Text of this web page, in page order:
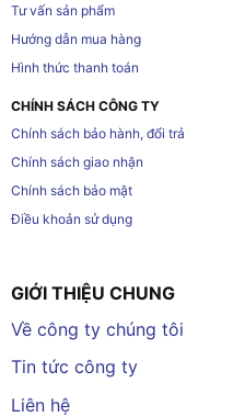
Tư vấn sản phẩm
Hướng dẫn mua hàng
Hình thức thanh toán
CHÍNH SÁCH CÔNG TY
Chính sách bảo hành, đổi trả
Chính sách giao nhận
Chính sách bảo mật
Điều khoản sử dụng
GIỚI THIỆU CHUNG
Về công ty chúng tôi
Tin tức công ty
Liên hệ